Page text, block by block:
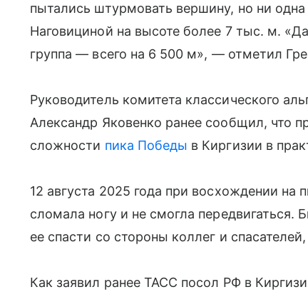
пытались штурмовать вершину, но ни
Наговициной на высоте более 7 тыс. м.
группа — всего на 6 500 м», — отметил
Руководитель комитета классического
Александр Яковенко ранее сообщил, что
сложности пика Победы в Киргизии в
12 августа 2025 года при восхождении
сломала ногу и не смогла передвигаться.
ее спасти со стороны коллег и
Как заявил ранее ТАСС посол РФ в